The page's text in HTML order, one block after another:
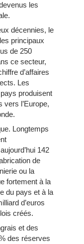
les
décennies, le
principaux
de 250
ce secteur,
d’affaires
Les
produisent
l’Europe,
Longtemps
142
de
ou la
fortement à la
du pays et à la
d’euros
créés.
et des
des réserves